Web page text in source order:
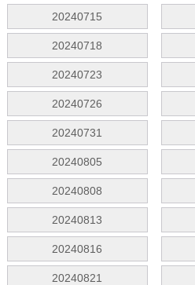
20240715
20240718
20240723
20240726
20240731
20240805
20240808
20240813
20240816
20240821